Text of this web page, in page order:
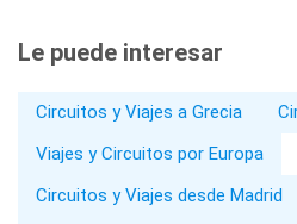
Le puede interesar
Circuitos y Viajes a Grecia
Viajes y Circuitos por Europa
Circuitos y Viajes desde Madrid